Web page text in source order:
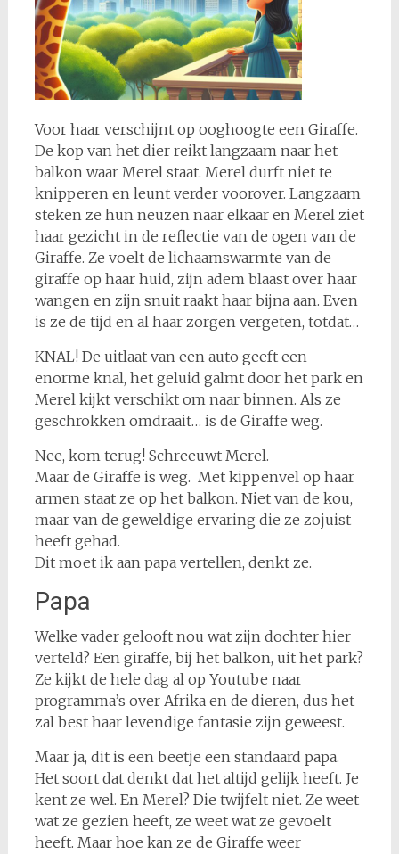
Voor haar verschijnt op ooghoogte een Giraffe.
De kop van het dier reikt langzaam naar het
balkon waar Merel staat. Merel durft niet te
knipperen en leunt verder voorover. Langzaam
steken ze hun neuzen naar elkaar en Merel ziet
haar gezicht in de reflectie van de ogen van de
Giraffe. Ze voelt de lichaamswarmte van de
giraffe op haar huid, zijn adem blaast over haar
wangen en zijn snuit raakt haar bijna aan. Even
is ze de tijd en al haar zorgen vergeten, totdat…
KNAL! De uitlaat van een auto geeft een
enorme knal, het geluid galmt door het park en
Merel kijkt verschikt om naar binnen. Als ze
geschrokken omdraait… is de Giraffe weg.
Nee, kom terug! Schreeuwt Merel.
Maar de Giraffe is weg. Met kippenvel op haar
armen staat ze op het balkon. Niet van de kou,
maar van de geweldige ervaring die ze zojuist
heeft gehad.
Dit moet ik aan papa vertellen, denkt ze.
Papa
Welke vader gelooft nou wat zijn dochter hier
verteld? Een giraffe, bij het balkon, uit het park?
Ze kijkt de hele dag al op Youtube naar
programma’s over Afrika en de dieren, dus het
zal best haar levendige fantasie zijn geweest.
Maar ja, dit is een beetje een standaard papa.
Het soort dat denkt dat het altijd gelijk heeft. Je
kent ze wel. En Merel? Die twijfelt niet. Ze weet
wat ze gezien heeft, ze weet wat ze gevoelt
heeft. Maar hoe kan ze de Giraffe weer